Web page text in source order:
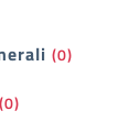
(0)
(0)